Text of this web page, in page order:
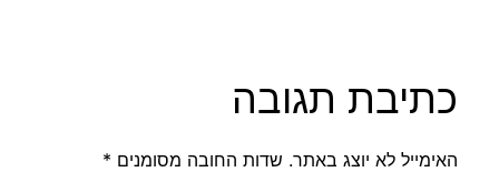
כתיבת תגובה
האימייל לא יוצג באתר. שדות החובה מסומנים *